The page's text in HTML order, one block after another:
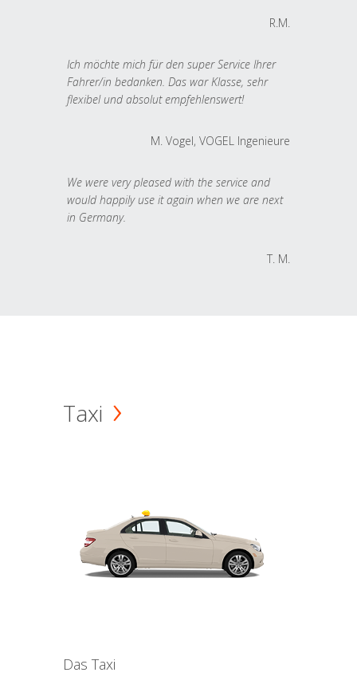
R.M.
Ich möchte mich für den super Service Ihrer
Fahrer/in bedanken. Das war Klasse, sehr
flexibel und absolut empfehlenswert!
M. Vogel, VOGEL Ingenieure
We were very pleased with the service and
would happily use it again when we are next
in Germany.
T. M.
Taxi
Das Taxi